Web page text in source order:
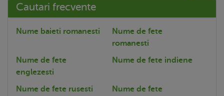
Cautari frecvente
Nume baieti romanesti
Nume de fete
romanesti
Nume de fete
englezesti
Nume de fete indiene
Nume de fete rusesti
Nume de fete